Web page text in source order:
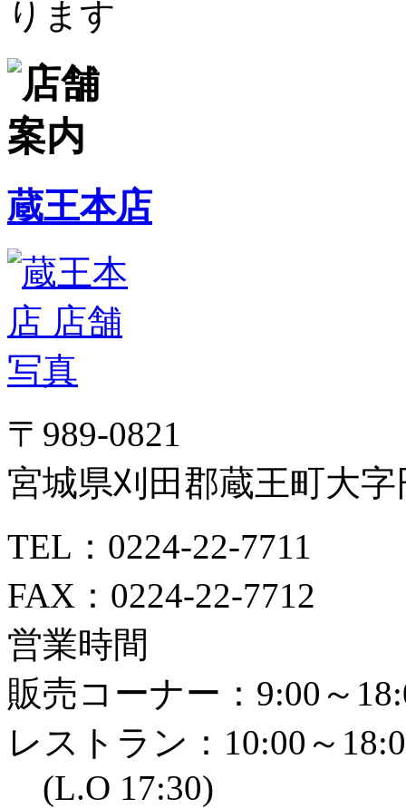
ります
蔵王本店
〒989-0821
宮城県刈田郡蔵王町大
TEL：0224-22-7711
FAX：0224-22-7712
営業時間
販売コーナー：9:00～
レストラン：10:00～
(L.O 17:30)